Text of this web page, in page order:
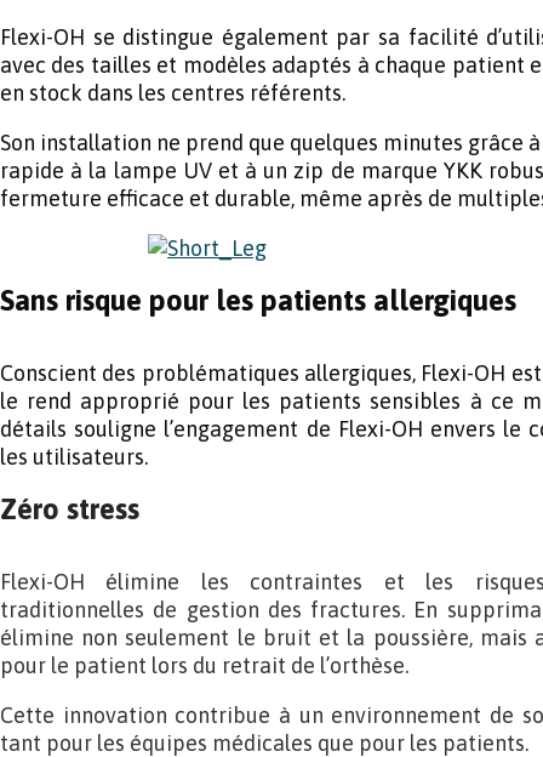
Flexi-OH se distingue également par sa facilité
avec des tailles et modèles adaptés à chaque patient
en stock dans les centres référents.
Son installation ne prend que quelques minutes grâce
rapide à la lampe UV et à un zip de marque YKK
fermeture efficace et durable, même après de
Sans risque pour les patients allergiques
Conscient des problématiques allergiques, Flexi-OH
le rend approprié pour les patients sensibles à ce
détails souligne l’engagement de Flexi-OH envers
les utilisateurs.
Zéro stress
Flexi-OH élimine les contraintes et les
traditionnelles de gestion des fractures. En
élimine non seulement le bruit et la poussière, mais
pour le patient lors du retrait de l’orthèse.
Cette innovation contribue à un environnement de
tant pour les équipes médicales que pour les patients.